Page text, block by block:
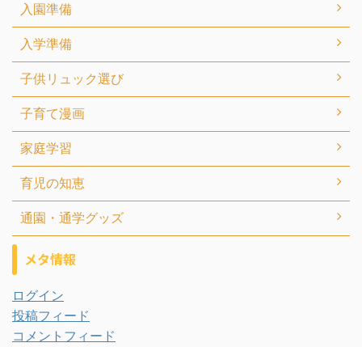
入園準備
入学準備
子供リュック選び
子育て漫画
家庭学習
育児の知恵
通園・通学グッズ
メタ情報
ログイン
投稿フィード
コメントフィード